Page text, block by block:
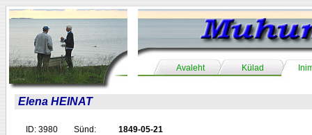
Avaleht Külad
Elena HEINAT
ID: 3980 Sünd:
1849-05-21